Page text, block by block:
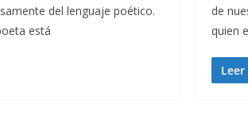
del lenguaje poético.
está
de
quien
Leer